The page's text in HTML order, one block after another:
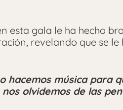
esta gala le ha hecho
revelando que se
hacemos música para
olvidemos de las